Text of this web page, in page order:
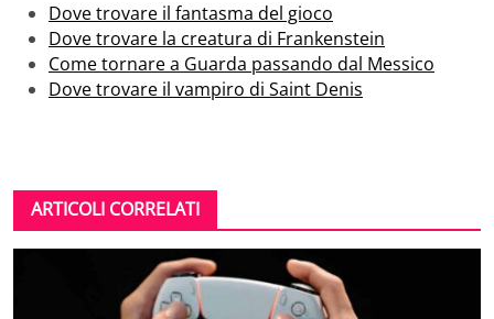
Dove trovare il fantasma del gioco
Dove trovare la creatura di Frankenstein
Come tornare a Guarda passando dal Messico
Dove trovare il vampiro di Saint Denis
ARTICOLI CORRELATI